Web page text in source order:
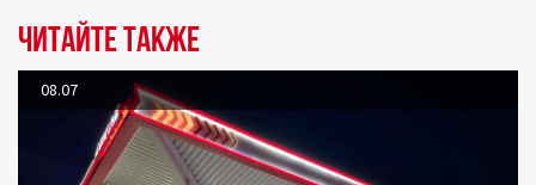
Читайте также
08.07